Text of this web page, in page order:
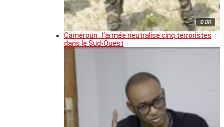
© DR
Cameroun : l’armée neutralise cinq terroristes
dans le Sud-Ouest